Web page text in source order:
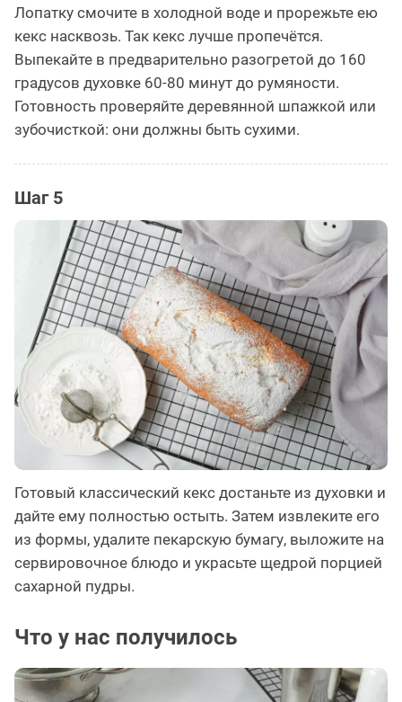
Лопатку смочите в холодной воде и прорежьте ею
кекс насквозь. Так кекс лучше пропечётся.
Выпекайте в предварительно разогретой до 160
градусов духовке 60-80 минут до румяности.
Готовность проверяйте деревянной шпажкой или
зубочисткой: они должны быть сухими.
Шаг 5
Готовый классический кекс достаньте из духовки и
дайте ему полностью остыть. Затем извлеките его
из формы, удалите пекарскую бумагу, выложите на
сервировочное блюдо и украсьте щедрой порцией
сахарной пудры.
Что у нас получилось